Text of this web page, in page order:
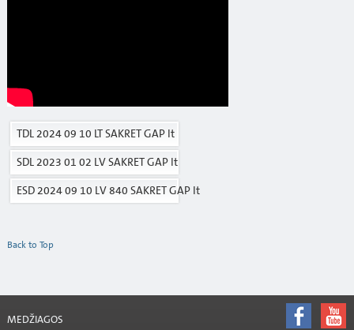
TDL 2024 09 10 LT SAKRET GAP lt
SDL 2023 01 02 LV SAKRET GAP lt
ESD 2024 09 10 LV 840 SAKRET GAP lt
Back to Top
MEDŽIAGOS